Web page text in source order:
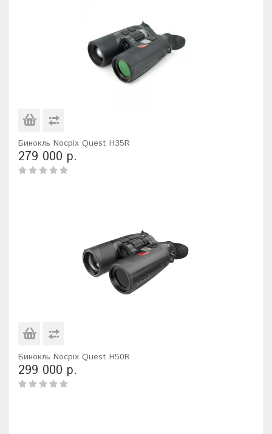
Бинокль Nocpix Quest H35R
279 000 р.
Бинокль Nocpix Quest H50R
299 000 р.